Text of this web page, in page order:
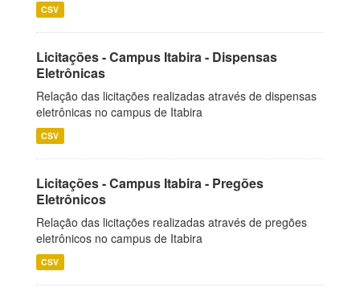
CSV
Licitações - Campus Itabira - Dispensas
Eletrônicas
Relação das licitações realizadas através de dispensas
eletrônicas no campus de Itabira
CSV
Licitações - Campus Itabira - Pregões
Eletrônicos
Relação das licitações realizadas através de pregões
eletrônicos no campus de Itabira
CSV